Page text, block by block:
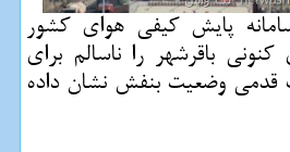
پایش كیفی هوای كشور
باقرشهر را ناسالم برای
قدمی وضعیت بنفش نشان داده